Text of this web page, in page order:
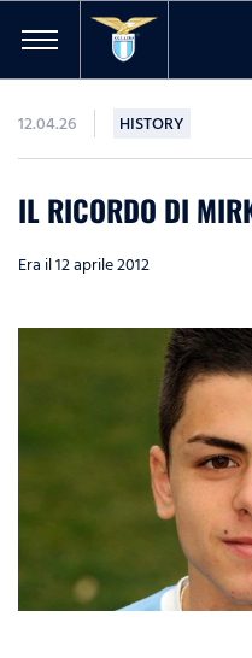
12.04.26 HISTORY
IL RICORDO DI
Era il 12 aprile 2012